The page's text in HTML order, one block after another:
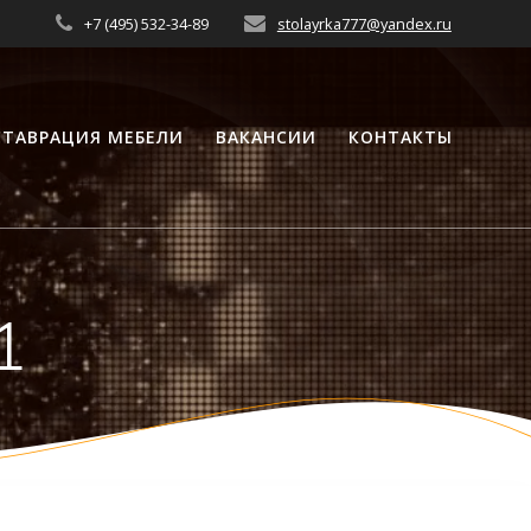
+7 (495) 532-34-89 stolayrka777@yandex.ru
МЕБЕЛИ ВАКАНСИИ КОНТАКТЫ